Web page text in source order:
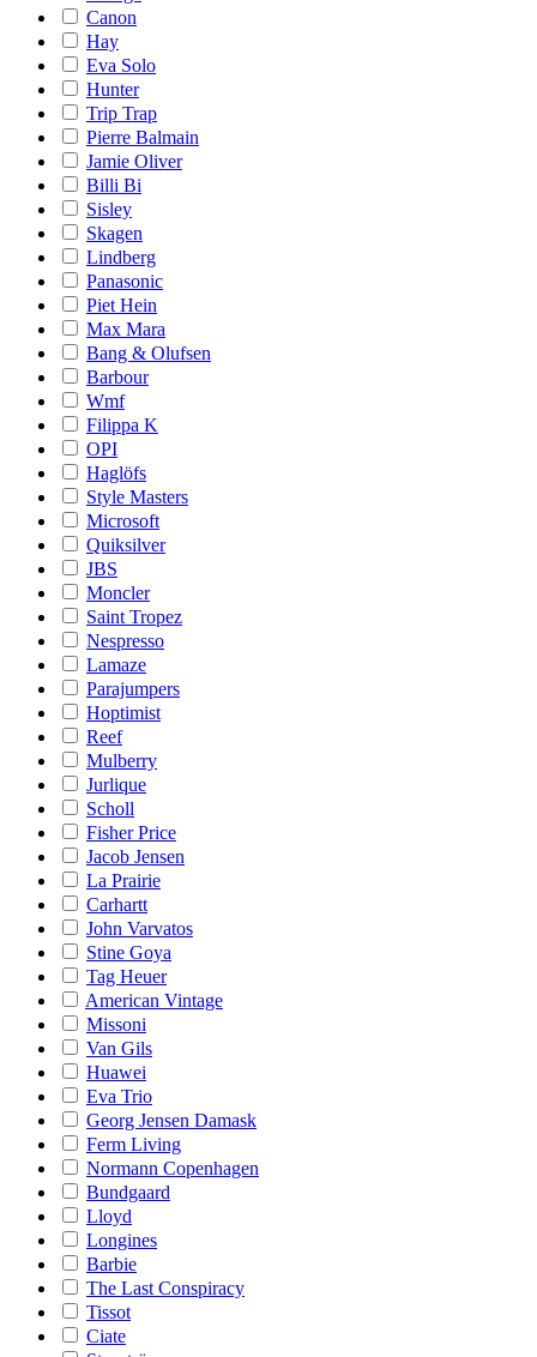
Canon
Hay
Eva Solo
Hunter
Trip Trap
Pierre Balmain
Jamie Oliver
Billi Bi
Sisley
Skagen
Lindberg
Panasonic
Piet Hein
Max Mara
Bang & Olufsen
Barbour
Wmf
Filippa K
OPI
Haglöfs
Style Masters
Microsoft
Quiksilver
JBS
Moncler
Saint Tropez
Nespresso
Lamaze
Parajumpers
Hoptimist
Reef
Mulberry
Jurlique
Scholl
Fisher Price
Jacob Jensen
La Prairie
Carhartt
John Varvatos
Stine Goya
Tag Heuer
American Vintage
Missoni
Van Gils
Huawei
Eva Trio
Georg Jensen Damask
Ferm Living
Normann Copenhagen
Bundgaard
Lloyd
Longines
Barbie
The Last Conspiracy
Tissot
Ciate